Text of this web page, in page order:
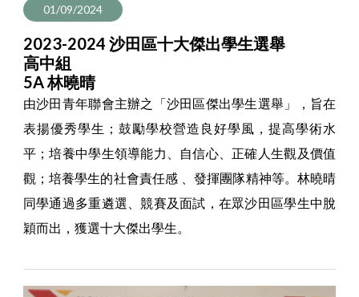
01/09/2024
2023-2024 沙田區十大傑出學生選舉
高中組
5A 林曉晴
由沙田青年聯會主辦之「沙田區傑出學生選舉」，旨在
表揚優秀學生；鼓勵學校營造良好學風，提高學術水
平；培養中學生領導能力、自信心、正確人生觀及價值
觀；培養學生的社會責任感 、發揮團隊精神等。林曉晴
同學通過多重遴選、競賽及面試，在眾沙田區學生中脫
穎而出，獲選十大傑出學生。